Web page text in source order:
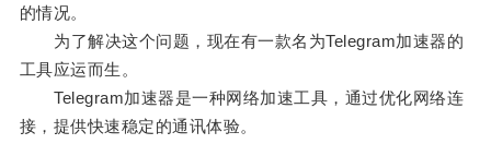
的情况。
为了解决这个问题，现在有一款名为Telegram加速器的
工具应运而生。
Telegram加速器是一种网络加速工具，通过优化网络连
接，提供快速稳定的通讯体验。